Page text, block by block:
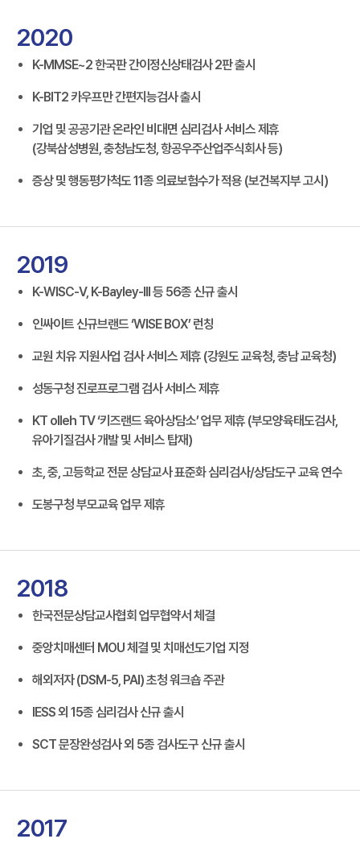
2020
K-MMSE~2 한국판 간이정신상태검사 2판 출시
K-BIT2 카우프만 간편지능검사 출시
기업 및 공공기관 온라인 비대면 심리검사 서비스 제휴
(강북삼성병원, 충청남도청, 항공우주산업주식회사 등)
증상 및 행동평가척도 11종 의료보험수가 적용 (보건복지부 고시)
2019
K-WISC-V, K-Bayley-III 등 56종 신규 출시
인싸이트 신규브랜드 ‘WISE BOX’ 런칭
교원 치유 지원사업 검사 서비스 제휴 (강원도 교육청, 충남 교육청)
성동구청 진로프로그램 검사 서비스 제휴
KT olleh TV ‘키즈랜드 육아상담소’ 업무 제휴 (부모양육태도검사,
유아기질검사 개발 및 서비스 탑재)
초, 중, 고등학교 전문 상담교사 표준화 심리검사/상담도구 교육 연수
도봉구청 부모교육 업무 제휴
2018
한국전문상담교사협회 업무협약서 체결
중앙치매센터 MOU 체결 및 치매선도기업 지정
해외저자 (DSM-5, PAI) 초청 워크숍 주관
IESS 외 15종 심리검사 신규 출시
SCT 문장완성검사 외 5종 검사도구 신규 출시
2017